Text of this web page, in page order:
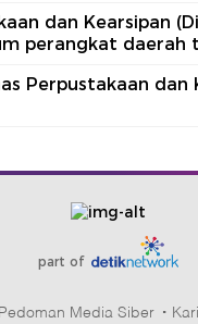
dan Kearsipan
perangkat daerah
Perpustakaan dan
part of
Pedoman Media Siber